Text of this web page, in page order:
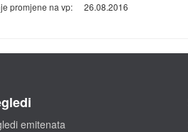
promjene na vp:
26.08.2016
emitenata